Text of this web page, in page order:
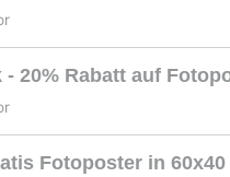
20% Rabatt auf
Fotoposter in 60x40